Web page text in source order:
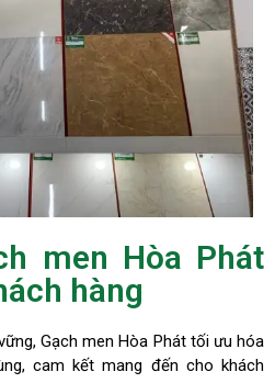
men Hòa Phát
hàng
Gạch men Hòa Phát tối ưu hóa
cam kết mang đến cho khách